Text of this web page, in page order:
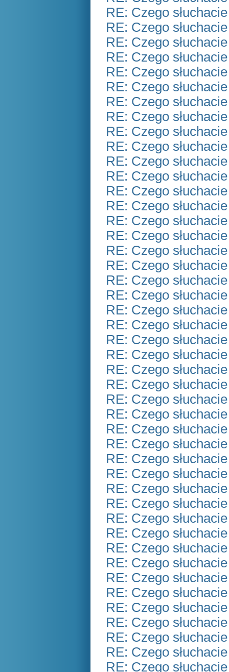
RE: Czego
RE: Czego
RE: Czego
RE: Czego
RE: Czego
RE: Czego
RE: Czego
RE: Czego
RE: Czego
RE: Czego
RE: Czego
RE: Czego
RE: Czego
RE: Czego
RE: Czego
RE: Czego
RE: Czego
RE: Czego
RE: Czego
RE: Czego
RE: Czego
RE: Czego
RE: Czego
RE: Czego
RE: Czego
RE: Czego
RE: Czego
RE: Czego
RE: Czego
RE: Czego
RE: Czego
RE: Czego
RE: Czego
RE: Czego
RE: Czego
RE: Czego
RE: Czego
RE: Czego
RE: Czego
RE: Czego
RE: Czego
RE: Czego
RE: Czego
RE: Czego
RE: Czego